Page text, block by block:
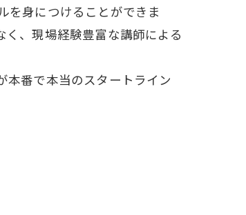
を身につけることができま
、現場経験豊富な講師による
本番で本当のスタートライン